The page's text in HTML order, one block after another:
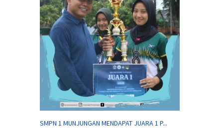
SMPN 1 MUNJUNGAN MENDAPAT JUARA 1 P...